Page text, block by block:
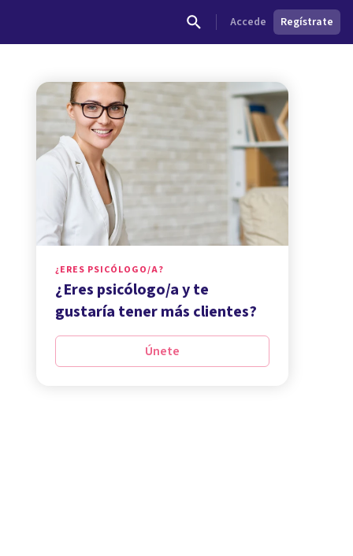
Accede Regístrate
¿ERES PSICÓLOGO/A?
¿Eres psicólogo/a y te
gustaría tener más clientes?
Únete